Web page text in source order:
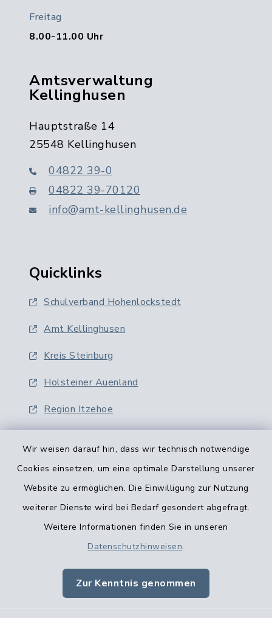
Wir weisen darauf hin, dass wir technisch notwendige
Cookies einsetzen, um eine optimale Darstellung unserer
Website zu ermöglichen. Die Einwilligung zur Nutzung
weiterer Dienste wird bei Bedarf gesondert abgefragt.
Weitere Informationen finden Sie in unseren
Datenschutzhinweisen.
Zur Kenntnis genommen
Freitag
8.00-11.00 Uhr
Amtsverwaltung
Kellinghusen
Hauptstraße 14
25548 Kellinghusen
04822 39-0
04822 39-70120
info@amt-kellinghusen.de
Quicklinks
Schulverband Hohenlockstedt
Amt Kellinghusen
Kreis Steinburg
Holsteiner Auenland
Region Itzehoe
Barrierefreiheit
Impressum